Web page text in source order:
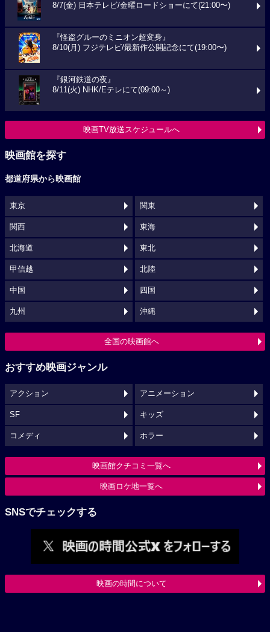
8/7(金) 日本テレビ/金曜ロードショーにて(21:00〜)
『怪盗グルーのミニオン超変身』
8/10(月) フジテレビ/最新作公開記念にて(19:00〜)
『銀河鉄道の夜』
8/11(火) NHK/Eテレにて(09:00～)
映画TV放送スケジュールへ
映画館を探す
都道府県から映画館
東京 関東
関西 東海
北海道 東北
甲信越 北陸
中国 四国
九州 沖縄
全国の映画館へ
おすすめ映画ジャンル
アクション アニメーション
SF キッズ
コメディ ホラー
映画館クチコミ一覧へ
映画ロケ地一覧へ
SNSでチェックする
映画の時間について